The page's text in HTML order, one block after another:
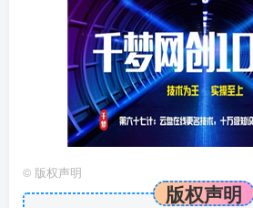
© 版权声明
版权声明